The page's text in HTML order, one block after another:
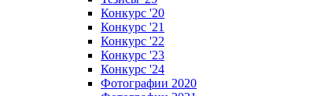
Конкурс '20
Конкурс '21
Конкурс '22
Конкурс '23
Конкурс '24
Фотографии 2020